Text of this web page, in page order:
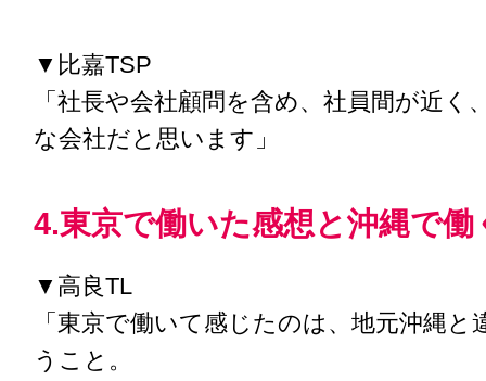
▼比嘉TSP
「社長や会社顧問を含め、社員間が近く
な会社だと思います」
4.東京で働いた感想と沖縄で働
▼高良TL
「東京で働いて感じたのは、地元沖縄と
うこと。